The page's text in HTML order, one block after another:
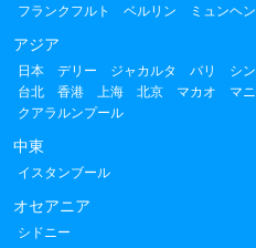
フランクフルト
ベルリン ミュンヘン
アジア
日本 デリー ジャカルタ バリ シ
台北
香港 上海 北京 マカオ マ
クアラルンプール
中東
イスタンブール
オセアニア
シドニー